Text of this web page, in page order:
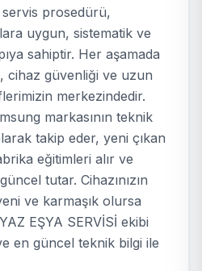
servis prosedürü,
uygun, sistematik ve
sahiptir. Her aşamada
cihaz güvenliği ve uzun
merkezindedir.
markasının teknik
takip eder, yeni çıkan
eğitimleri alır ve
tutar. Cihazınızın
ve karmaşık olursa
EŞYA SERVİSİ ekibi
en güncel teknik bilgi ile